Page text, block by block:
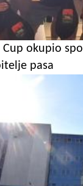
Cup okupio
pasa